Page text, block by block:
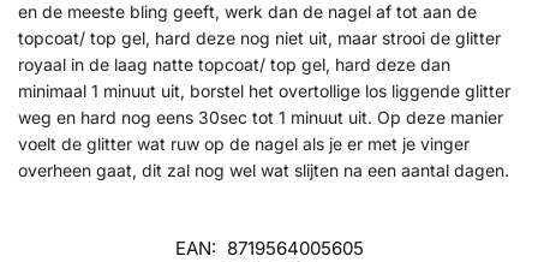
en de meeste bling geeft, werk dan de nagel af tot aan de
topcoat/ top gel, hard deze nog niet uit, maar strooi de glitter
royaal in de laag natte topcoat/ top gel, hard deze dan
minimaal 1 minuut uit, borstel het overtollige los liggende glitter
weg en hard nog eens 30sec tot 1 minuut uit. Op deze manier
voelt de glitter wat ruw op de nagel als je er met je vinger
overheen gaat, dit zal nog wel wat slijten na een aantal dagen.
EAN: 8719564005605